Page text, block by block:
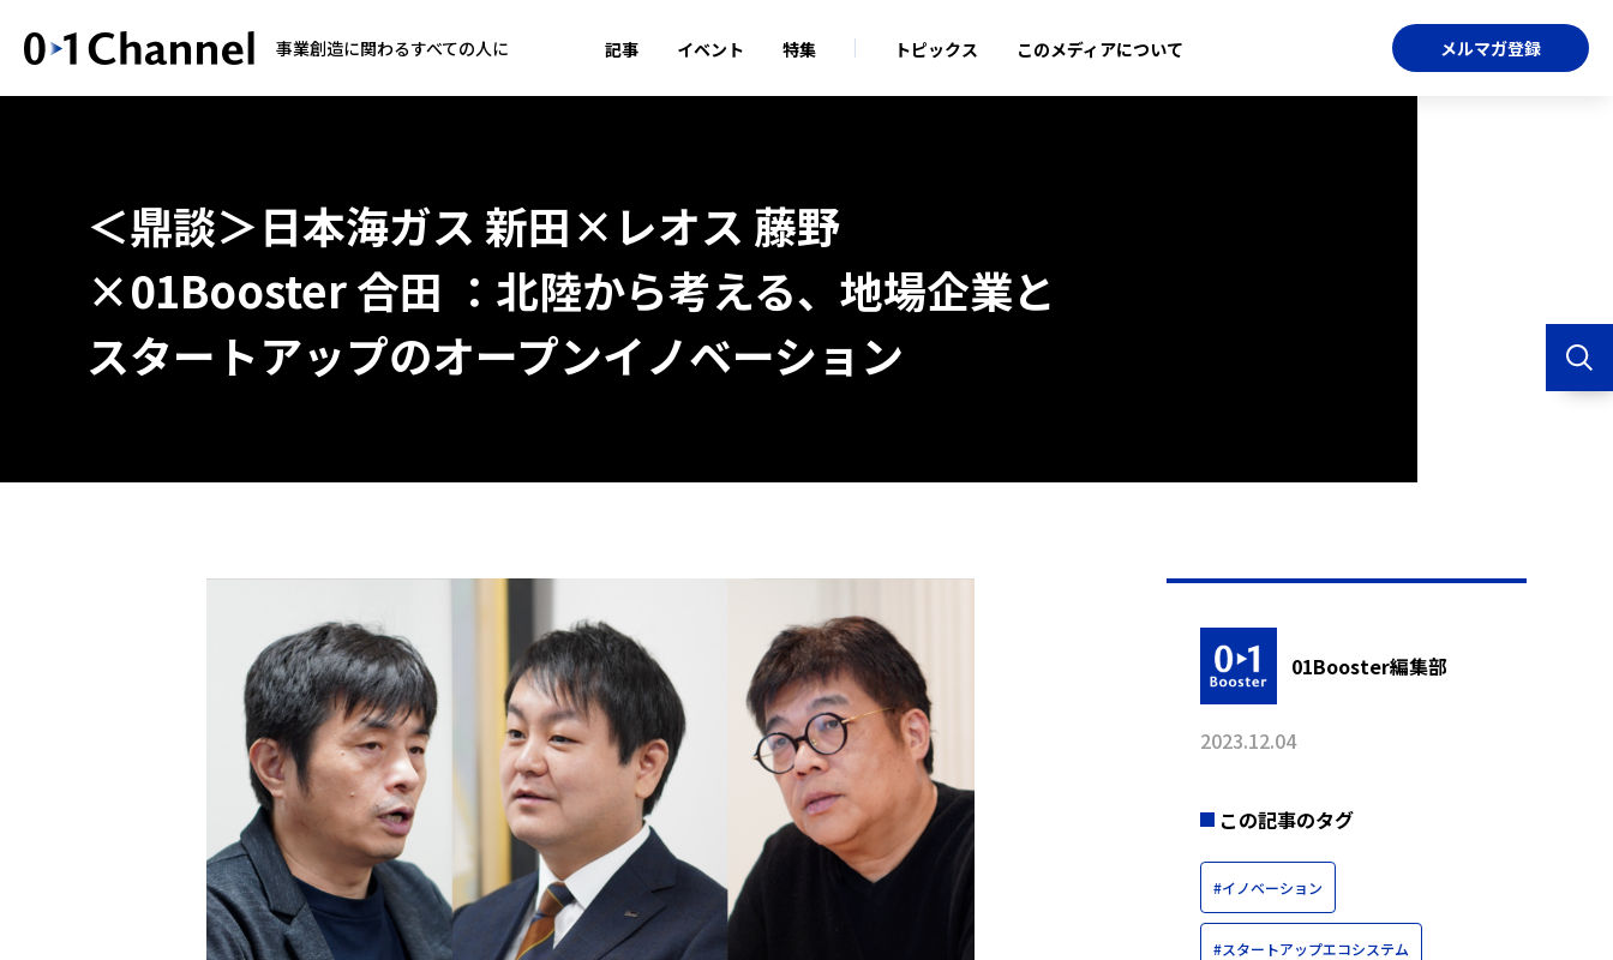
事業創造に関わるすべての人に 記事 イベント 特集 トピックス このメディアについて メルマガ登録
＜鼎談＞日本海ガス 新田×レオス 藤野
×01Booster 合田 ：北陸から考える、地場企業と
スタートアップのオープンイノベーション
01Booster編集部
2023.12.04
この記事のタグ
#イノベーション
#スタートアップエコシステム